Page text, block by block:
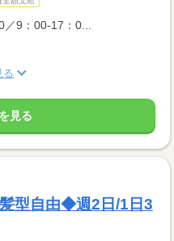
／9：00-17：0...
る
見る
型自由◆週2日/1日3